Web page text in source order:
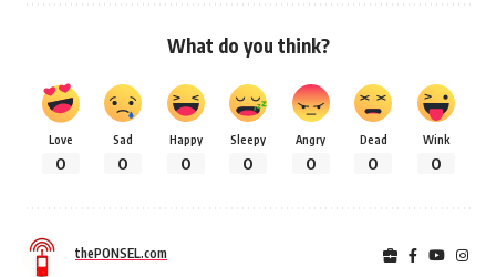
What do you think?
Love
0
Sad
0
Happy
0
Sleepy
0
Angry
0
Dead
0
Wink
0
thePONSEL.com